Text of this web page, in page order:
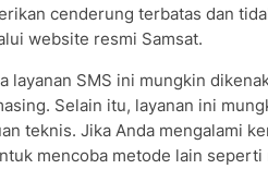
cenderung terbatas dan
website resmi Samsat.
layanan SMS ini mungkin
Selain itu, layanan ini
teknis. Jika Anda mengalami
mencoba metode lain